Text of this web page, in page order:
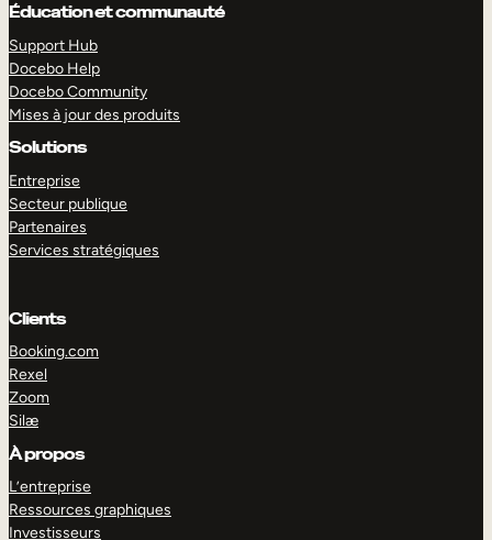
Éducation et communauté
Support Hub
Docebo Help
Docebo Community
Mises à jour des produits
Solutions
Entreprise
Secteur publique
Partenaires
Services stratégiques
Clients
Booking.com
Rexel
Zoom
Silæ
À propos
L’entreprise
Ressources graphiques
Investisseurs